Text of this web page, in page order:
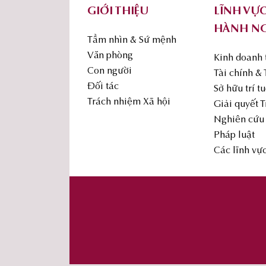
GIỚI THIỆU
Tầm nhìn & Sứ mệnh
Văn phòng
Con người
Đối tác
Trách nhiệm Xã hội
LĨNH VỰC
HÀNH
Kinh doanh
Tài chính &
Sở hữu trí
Giải quyết
Nghiên cứu
Pháp luật
Các lĩnh